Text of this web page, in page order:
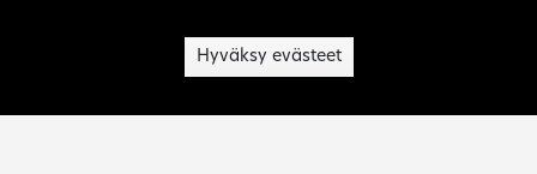
Hyväksy evästeet